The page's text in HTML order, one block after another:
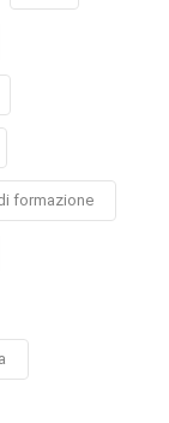
formazione